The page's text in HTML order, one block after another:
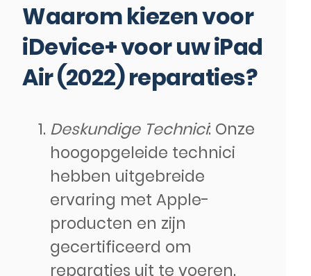
Waarom kiezen voor
iDevice+ voor uw iPad
Air (2022) reparaties?
Deskundige Technici: Onze
hoogopgeleide technici
hebben uitgebreide
ervaring met Apple-
producten en zijn
gecertificeerd om
reparaties uit te voeren.